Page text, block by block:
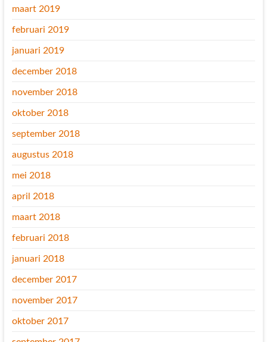
maart 2019
februari 2019
januari 2019
december 2018
november 2018
oktober 2018
september 2018
augustus 2018
mei 2018
april 2018
maart 2018
februari 2018
januari 2018
december 2017
november 2017
oktober 2017